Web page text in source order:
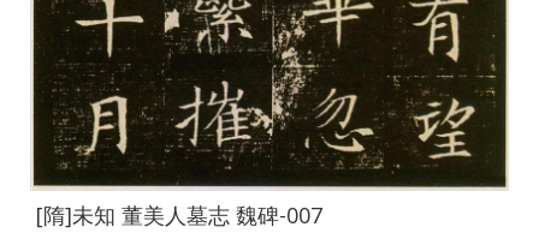
[隋]未知 董美人墓志 魏碑-007